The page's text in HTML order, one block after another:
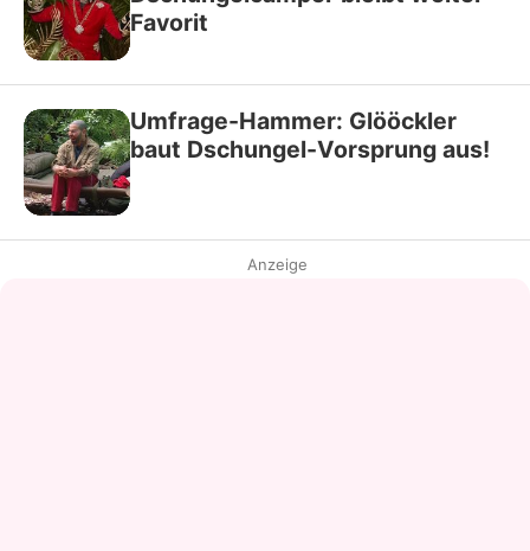
Favorit
Umfrage-Hammer: Glööckler
baut Dschungel-Vorsprung aus!
Anzeige